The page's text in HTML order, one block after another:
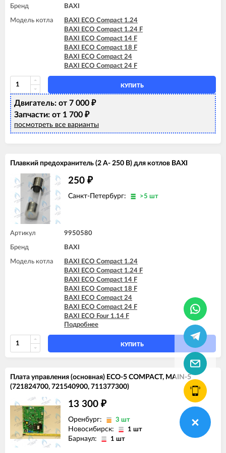
Бренд BAXI
Модель котла
BAXI ECO Compact 1.24
BAXI ECO Compact 1.24 F
BAXI ECO Compact 14 F
BAXI ECO Compact 18 F
BAXI ECO Compact 24
BAXI ECO Compact 24 F
КУПИТЬ
Двигатель: от 7 000 ₽
Запчасти: от 1 700 ₽
посмотреть все варианты
Плавкий предохранитель (2 А- 250 В) для котлов BAXI
250 ₽
Санкт-Петербург: >5 шт
Артикул 9950580
Бренд BAXI
Модель котла
BAXI ECO Compact 1.24
BAXI ECO Compact 1.24 F
BAXI ECO Compact 14 F
BAXI ECO Compact 18 F
BAXI ECO Compact 24
BAXI ECO Compact 24 F
BAXI ECO Four 1.14 F
BAXI ECO Four 1.24 F
BAXI ECO Four 24 F
BAXI ECO-3 1.140 Fi
BAXI ECO-3 1.240 Fi
BAXI ECO-3 280 Fi
BAXI ECO-3 Compact 1.140 Fi
BAXI ECO-3 Compact 1.240 Fi
BAXI ECO-3 Compact 1.240 I
BAXI ECO-3 Compact 240 Fi
BAXI ECO-3 Compact 240 I
BAXI ECO-5 Compact 1.14 F
Подробнее
КУПИТЬ
Плата управления (основная) ECO-5 COMPACT, MAIN-5
(721824700, 721540900, 711377300)
13 300 ₽
Оренбург: 3 шт
Новосибирск: 1 шт
Барнаул: 1 шт